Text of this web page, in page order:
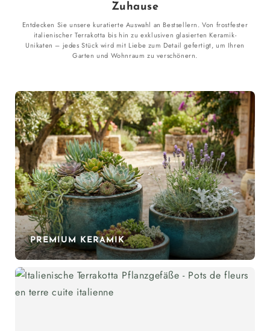
Zuhause
Entdecken Sie unsere kuratierte Auswahl an Bestsellern. Von frostfester
italienischer Terrakotta bis hin zu exklusiven glasierten Keramik-
Unikaten – jedes Stück wird mit Liebe zum Detail gefertigt, um Ihren
Garten und Wohnraum zu verschönern.
PREMIUM KERAMIK